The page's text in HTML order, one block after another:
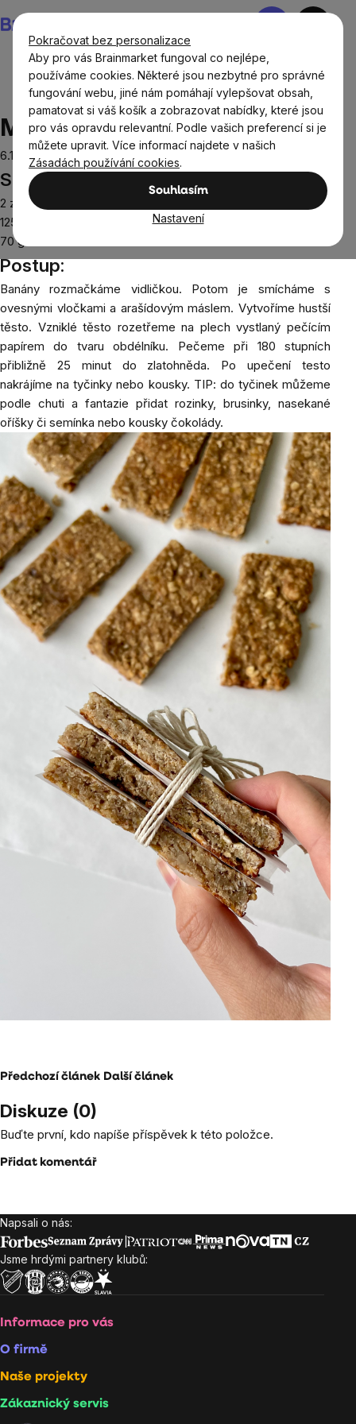
Pokračovat bez personalizace
Aby pro vás Brainmarket fungoval co nejlépe,
používáme cookies. Některé jsou nezbytné pro správné
fungování webu, jiné nám pomáhají vylepšovat obsah,
pamatovat si váš košík a zobrazovat nabídky, které jsou
pro vás opravdu relevantní. Podle vašich preferencí si je
můžete upravit. Více informací najdete v našich
Zásadách používání cookies.
Souhlasím
Nastavení
na
obsah
Nákupní
Recepty Snídaně Müsli tyčinky
Müsli tyčinky
6.10.2022
Suroviny:
2 zralé banány
125 g
bezlepkových ovesných vloček
70 g
Postup:
Banány rozmačkáme vidličkou. Potom je smícháme s
ovesnými vločkami a arašídovým máslem. Vytvoříme hustší
těsto. Vzniklé těsto rozetřeme na plech vystlaný pečícím
papírem do tvaru obdélníku. Pečeme při 180 stupních
přibližně 25 minut do zlatohněda. Po upečení testo
nakrájíme na tyčinky nebo kousky. TIP: do tyčinek můžeme
podle chuti a fantazie přidat rozinky, brusinky, nasekané
oříšky či semínka nebo kousky čokolády.
Předchozí článek Další článek
Diskuze (0)
Buďte první, kdo napíše příspěvek k této položce.
Přidat komentář
Zápatí
Napsali o nás:
Jsme hrdými partnery klubů:
Informace pro vás
O firmě
Naše projekty
Zákaznický servis